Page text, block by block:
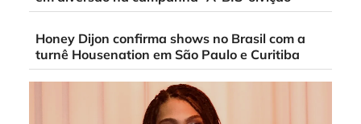
Honey Dijon confirma shows no Brasil com a
turnê Housenation em São Paulo e Curitiba